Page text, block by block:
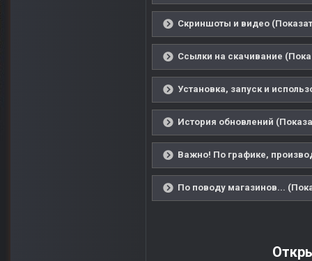
Скриншоты и видео
Ссылки на скачивание
Установка, запуск и
История обновлений
Важно! По графике,
По поводу магазинов...